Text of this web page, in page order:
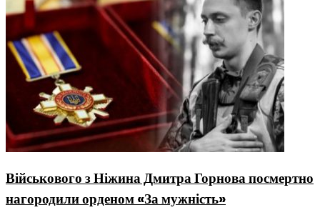
Військового з Ніжина Дмитра Горнова посмертно
нагородили орденом «За мужність»